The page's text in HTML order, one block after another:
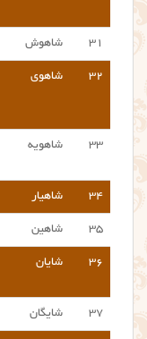
۳۱ شاهوش
۳۲ شاهوی
۳۳ شاهویه
۳۴ شاهیار
۳۵ شاهین
۳۶ شایان
۳۷ شایگان